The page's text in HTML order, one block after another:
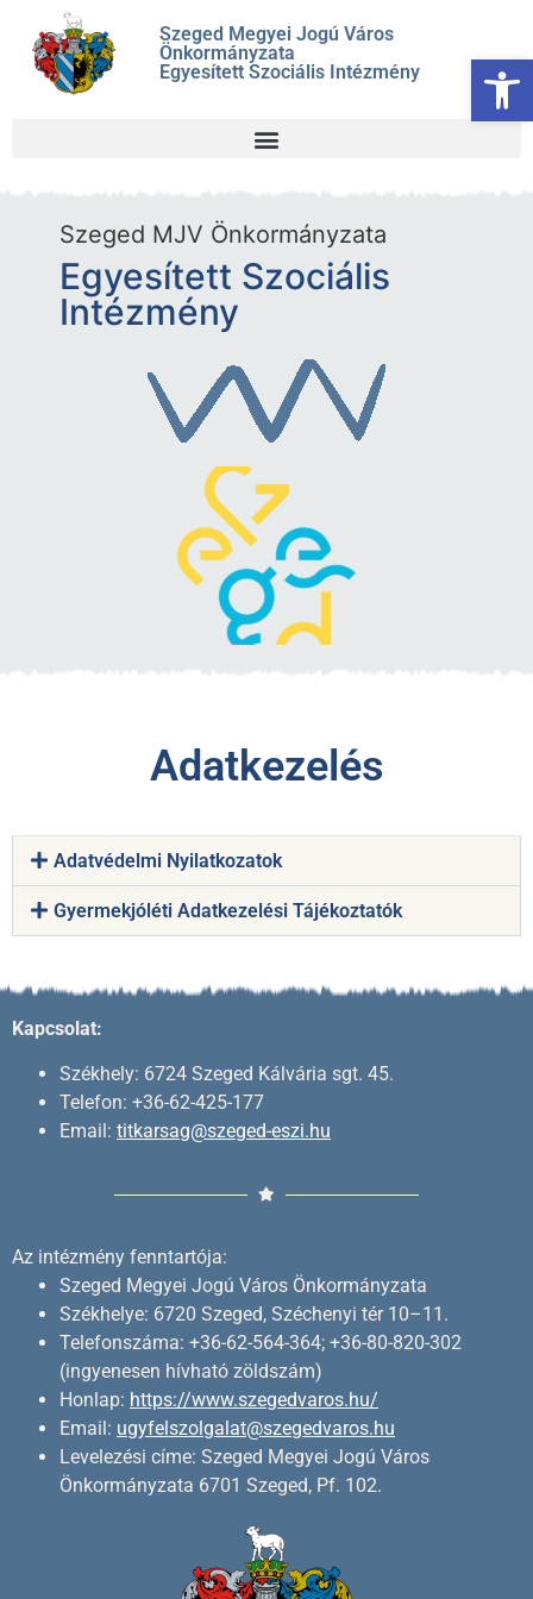
Szeged Megyei Jogú Város
Önkormányzata
Egyesített Szociális Intézmény
Szeged MJV Önkormányzata
Egyesített Szociális
Intézmény
Adatkezelés
Adatvédelmi Nyilatkozatok
Gyermekjóléti Adatkezelési Tájékoztatók
Kapcsolat:
Székhely: 6724 Szeged Kálvária sgt. 45.
Telefon: +36-62-425-177
Email: titkarsag@szeged-eszi.hu
Az intézmény fenntartója:
Szeged Megyei Jogú Város Önkormányzata
Székhelye: 6720 Szeged, Széchenyi tér 10–11.
Telefonszáma: +36-62-564-364; +36-80-820-302
(ingyenesen hívható zöldszám)
Honlap: https://www.szegedvaros.hu/
Email: ugyfelszolgalat@szegedvaros.hu
Levelezési címe: Szeged Megyei Jogú Város
Önkormányzata 6701 Szeged, Pf. 102.